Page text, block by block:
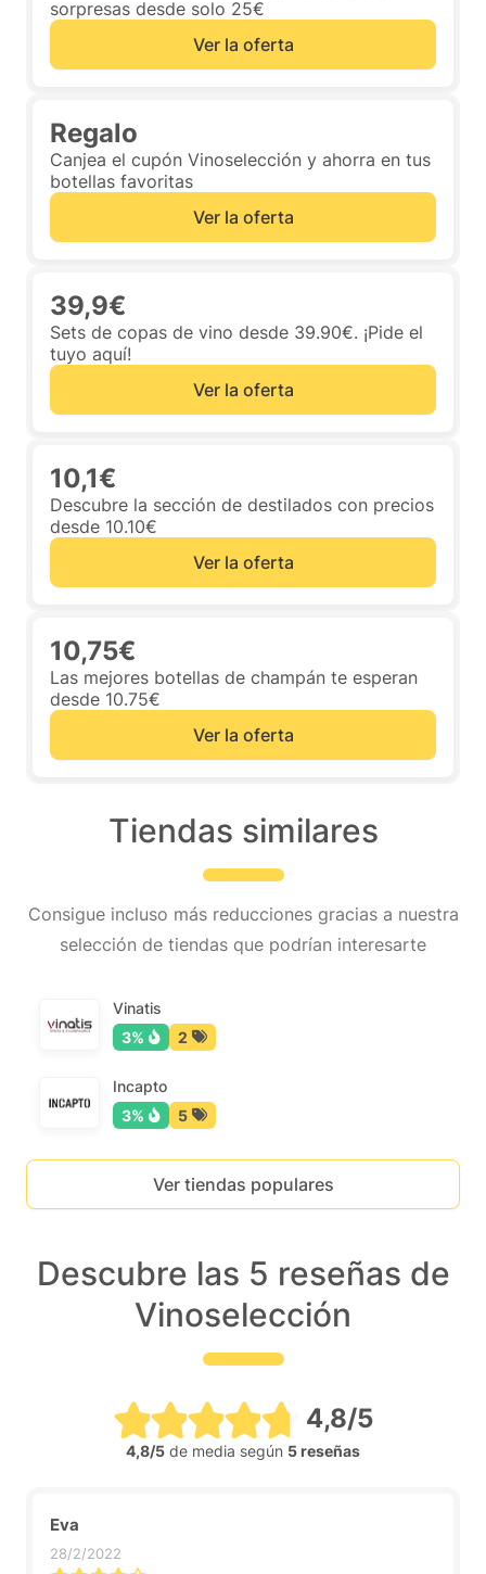
sorpresas desde solo 25€
Ver la oferta
Regalo
Canjea el cupón Vinoselección y ahorra en tus
botellas favoritas
Ver la oferta
39,9€
Sets de copas de vino desde 39.90€. ¡Pide el
tuyo aquí!
Ver la oferta
10,1€
Descubre la sección de destilados con precios
desde 10.10€
Ver la oferta
10,75€
Las mejores botellas de champán te esperan
desde 10.75€
Ver la oferta
Tiendas similares
Consigue incluso más reducciones gracias a nuestra
selección de tiendas que podrían interesarte
Vinatis
3%
2
Incapto
3%
5
Ver tiendas populares
Descubre las 5 reseñas de
Vinoselección
4,8/5
4,8/5 de media según 5 reseñas
Eva
28/2/2022